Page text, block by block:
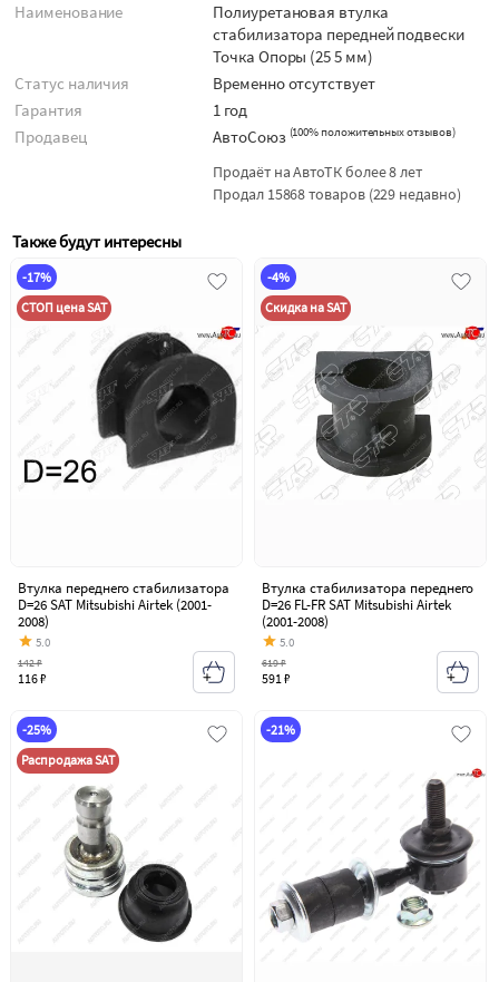
Наименование
Полиуретановая втулка
стабилизатора передней подвески
Точка Опоры (25 5 мм)
Статус наличия
Временно отсутствует
Гарантия
1 год
Продавец
АвтоСоюз (100% положительных отзывов)
Продаёт на АвтоТК более 8 лет
Продал 15868 товаров (229 недавно)
Также будут интересны
-17%
СТОП цена SAT
Втулка переднего стабилизатора
D=26 SAT Mitsubishi Airtek (2001-
2008)
5.0
116 ₽
142 ₽
-4%
Скидка на SAT
Втулка стабилизатора переднего
D=26 FL-FR SAT Mitsubishi Airtek
(2001-2008)
5.0
591 ₽
619 ₽
-25%
Распродажа SAT
-21%